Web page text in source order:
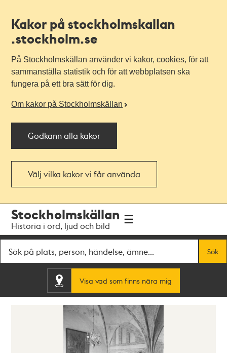
Kakor på stockholmskallan
.stockholm.se
På Stockholmskällan använder vi kakor, cookies, för att
sammanställa statistik och för att webbplatsen ska
fungera på ett bra sätt för dig.
Om kakor på Stockholmskällan
Godkänn alla kakor
Välj vilka kakor vi får använda
navigationen
huvudinnehållet
Stockholmskällan
Historia i ord, ljud och bild
Sök
Visa vad som finns nära mig